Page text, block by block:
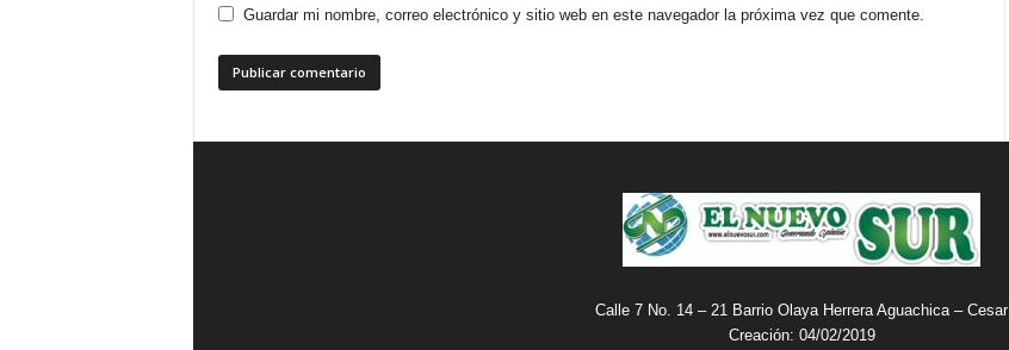
Guardar mi nombre, correo electrónico y sitio web en este navegador la próxima vez que comente.
Calle 7 No. 14 – 21 Barrio Olaya Herrera Aguachica – Cesar
Creación: 04/02/2019